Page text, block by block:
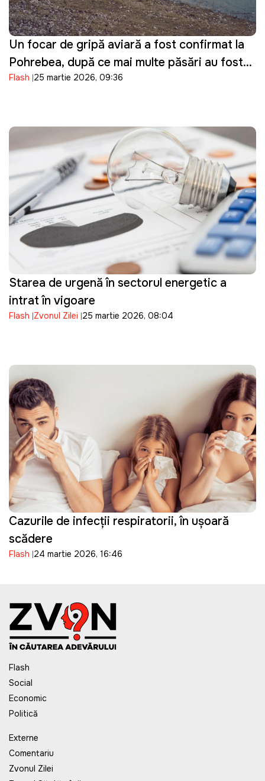
Un focar de gripă aviară a fost confirmat la
Pohrebea, după ce mai multe păsări au fost
descoperite moarte pe Nistru
Flash 25 martie 2026, 09:36
Starea de urgență în sectorul energetic a
intrat în vigoare
Flash Zvonul Zilei 25 martie 2026, 08:04
Cazurile de infecții respiratorii, în ușoară
scădere
Flash 24 martie 2026, 16:46
Flash
Social
Economic
Politică
Externe
Comentariu
Zvonul Zilei